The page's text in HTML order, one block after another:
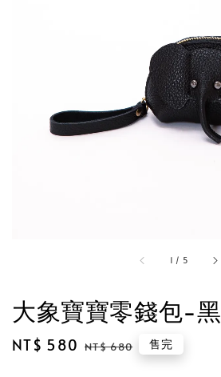
1 / 5
大象寶寶零錢包-黑
Sale
NT$ 580 Regular
NT$ 680 售完